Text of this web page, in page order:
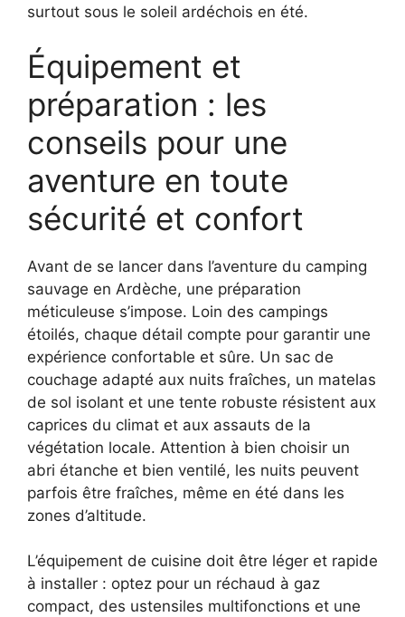
surtout sous le soleil ardéchois en été.
Équipement et
préparation : les
conseils pour une
aventure en toute
sécurité et confort
Avant de se lancer dans l’aventure du camping
sauvage en Ardèche, une préparation
méticuleuse s’impose. Loin des campings
étoilés, chaque détail compte pour garantir une
expérience confortable et sûre. Un sac de
couchage adapté aux nuits fraîches, un matelas
de sol isolant et une tente robuste résistent aux
caprices du climat et aux assauts de la
végétation locale. Attention à bien choisir un
abri étanche et bien ventilé, les nuits peuvent
parfois être fraîches, même en été dans les
zones d’altitude.
L’équipement de cuisine doit être léger et rapide
à installer : optez pour un réchaud à gaz
compact, des ustensiles multifonctions et une